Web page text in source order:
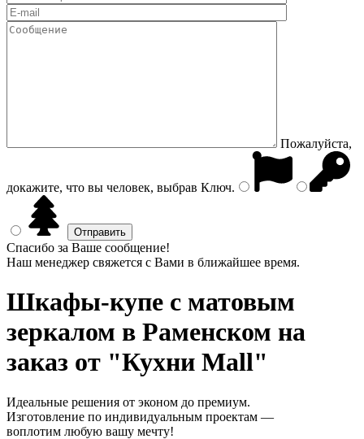
Пожалуйста,
докажите, что вы человек, выбрав Ключ.
Спасибо за Ваше сообщение!
Наш менеджер свяжется с Вами в ближайшее время.
Шкафы-купе с матовым
зеркалом в Раменском на
заказ от "Кухни Mall"
Идеальные решения от эконом до премиум.
Изготовление по индивидуальным проектам —
воплотим любую вашу мечту!